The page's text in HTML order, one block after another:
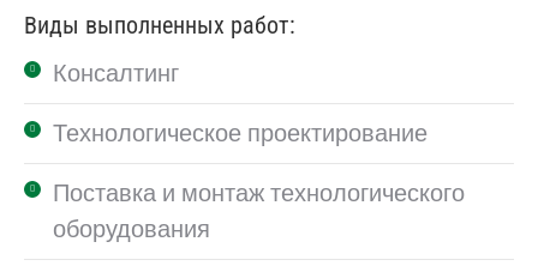
Виды выполненных работ:
Консалтинг
Технологическое проектирование
Поставка и монтаж технологического
оборудования